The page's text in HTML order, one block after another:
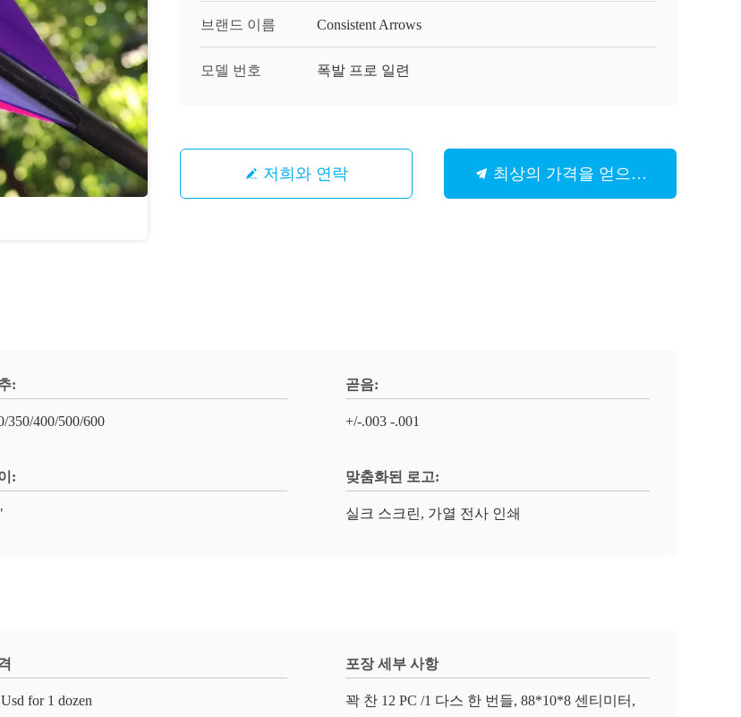
브랜드 이름 Consistent Arrows
모델 번호 폭발 프로 일련
저희와 연락 최상의 가격을 얻으세요
:
350/400/500/600
곧음:
+/-.003 -.001
: 맞춤화된 로고:
실크 스크린, 가열 전사 인쇄
for 1 dozen
포장 세부 사항
꽉 찬 12 PC /1 다스 한 번들, 88*10*8 센티미터,